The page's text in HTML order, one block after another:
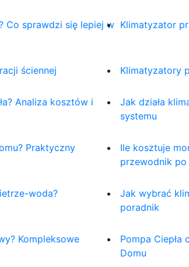
Co sprawdzi się lepiej w Klimatyzator
ściennej Klimatyzatory
Analiza kosztów i
Jak działa
systemu
Praktyczny
Ile kosztuje
przewodnik
woda?
Jak wybrać
poradnik
Kompleksowe
Pompa
Domu